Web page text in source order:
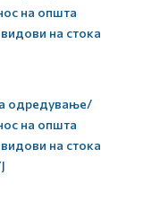
на општа
видови на стока
одредување/
на општа
видови на стока